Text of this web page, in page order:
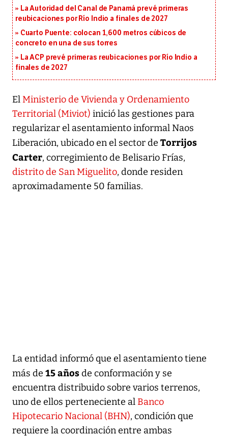
La Autoridad del Canal de Panamá prevé primeras
reubicaciones por Río Indio a finales de 2027
Cuarto Puente: colocan 1,600 metros cúbicos de
concreto en una de sus torres
La ACP prevé primeras reubicaciones por Río Indio a
finales de 2027
ElMinisterio de Vivienda y Ordenamiento
Territorial (Miviot) inició las gestiones para
regularizar el asentamiento informal Naos
Liberación, ubicado en el sector de Torrijos
Carter, corregimiento de Belisario Frías,
distrito de San Miguelito, donde residen
aproximadamente 50 familias.
La entidad informó que el asentamiento tiene
más de 15 añosde conformación y se
encuentra distribuido sobre varios terrenos,
uno de ellos perteneciente alBanco
Hipotecario Nacional (BHN), condición que
requiere la coordinación entre ambas